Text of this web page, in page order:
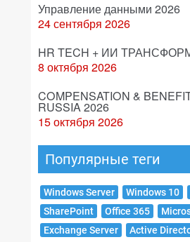
Управление данными 2026
24 сентября 2026
HR TECH + ИИ
8 октября 2026
COMPENSATION &
RUSSIA 2026
15 октября 2026
Популярные теги
Windows Server Windows 10
SharePoint
Office 365
Exchange Server
Active